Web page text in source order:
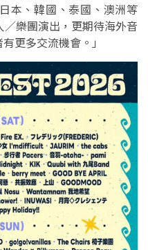
本、韓國、泰國、澳洲等
樂團演出，更期待海外音
更多交流機會。」